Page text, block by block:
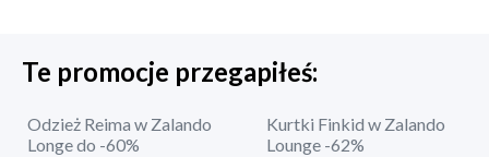
Te promocje przegapiłeś:
Odzież Reima w Zalando
Longe do -60%
Kurtki Finkid w Zalando
Lounge -62%